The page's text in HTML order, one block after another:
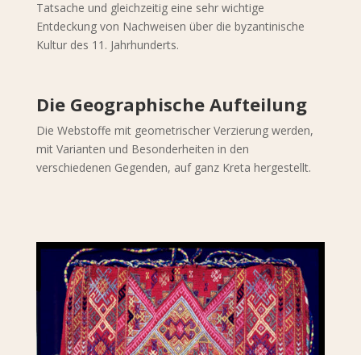
Tatsache und gleichzeitig eine sehr wichtige
Entdeckung von Nachweisen über die byzantinische
Kultur des 11. Jahrhunderts.
Die Geographische Aufteilung
Die Webstoffe mit geometrischer Verzierung werden,
mit Varianten und Besonderheiten in den
verschiedenen Gegenden, auf ganz Kreta hergestellt.